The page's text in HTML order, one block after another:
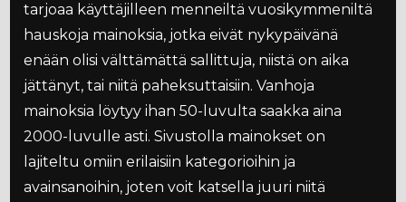
tarjoaa käyttäjilleen menneiltä vuosikymmeniltä
hauskoja mainoksia, jotka eivät nykypäivänä
enään olisi välttämättä sallittuja, niistä on aika
jättänyt, tai niitä paheksuttaisiin. Vanhoja
mainoksia löytyy ihan 50-luvulta saakka aina
2000-luvulle asti. Sivustolla mainokset on
lajiteltu omiin erilaisiin kategorioihin ja
avainsanoihin, joten voit katsella juuri niitä